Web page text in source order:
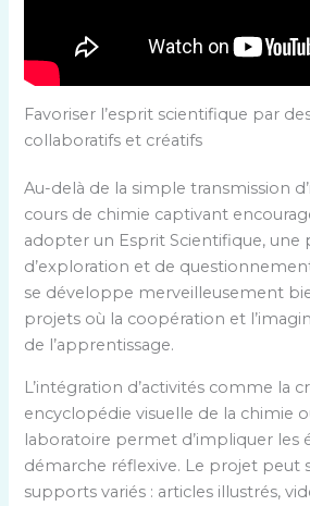
Favoriser l’esprit scientifique par
collaboratifs et créatifs
Au-delà de la simple transmission
cours de chimie captivant
adopter un Esprit Scientifique, une
d’exploration et de
se développe merveilleusement
projets où la coopération et
de l’apprentissage.
L’intégration d’activités comme la
encyclopédie visuelle de la chimie
laboratoire permet d’impliquer les
démarche réflexive. Le projet peut
supports variés : articles illustrés,